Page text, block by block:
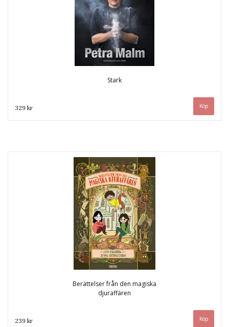
Stark
329 kr
Berättelser från den magiska
djuraffären
239 kr